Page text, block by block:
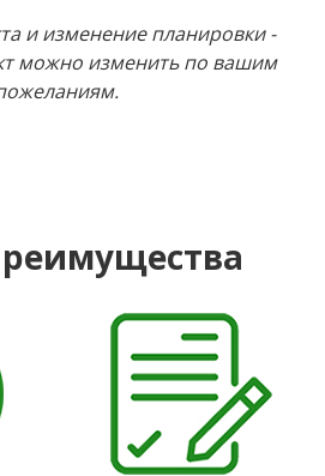
и изменение планировки -
можно изменить по вашим